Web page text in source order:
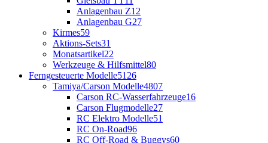
Anlagenbau Z12
Anlagenbau G27
Kirmes59
Aktions-Sets31
Monatsartikel22
Werkzeuge & Hilfsmittel80
Ferngesteuerte Modelle5126
Tamiya/Carson Modelle4807
Carson RC-Wasserfahrzeuge16
Carson Flugmodelle27
RC Elektro Modelle51
RC On-Road96
RC Off-Road & Buggys60